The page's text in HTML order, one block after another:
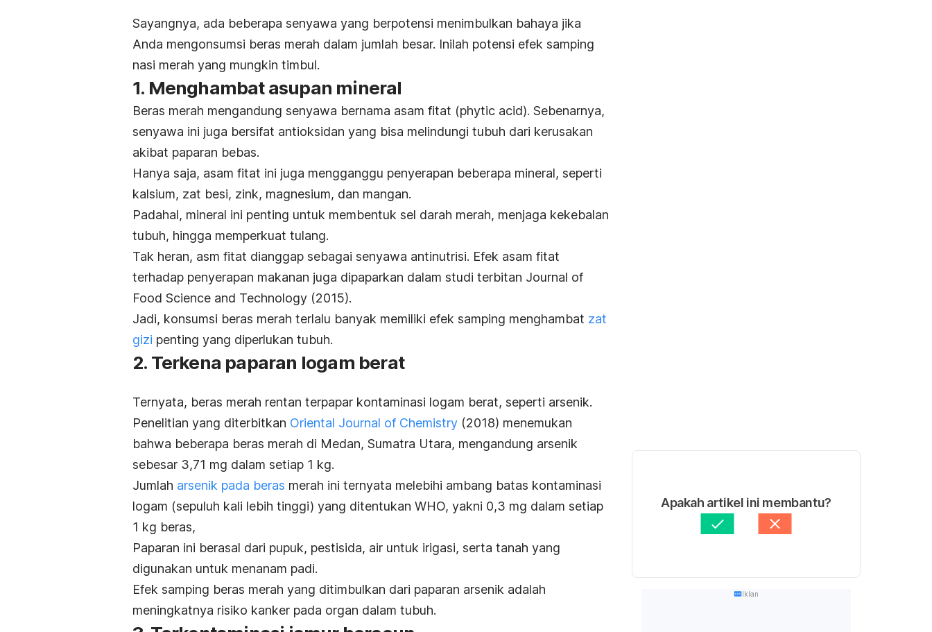
Sayangnya, ada beberapa senyawa yang berpotensi menimbulkan bahaya jika
Anda mengonsumsi beras merah dalam jumlah besar. Inilah potensi efek samping
nasi merah yang mungkin timbul.
1. Menghambat asupan mineral
Beras merah mengandung senyawa bernama asam fitat (phytic acid). Sebenarnya,
senyawa ini juga bersifat antioksidan yang bisa melindungi tubuh dari kerusakan
akibat paparan bebas.
Hanya saja, asam fitat ini juga mengganggu penyerapan beberapa mineral, seperti
kalsium, zat besi, zink, magnesium, dan mangan.
Padahal, mineral ini penting untuk membentuk sel darah merah, menjaga kekebalan
tubuh, hingga memperkuat tulang.
Tak heran, asm fitat dianggap sebagai senyawa antinutrisi. Efek asam fitat
terhadap penyerapan makanan juga dipaparkan dalam studi terbitan Journal of
Food Science and Technology (2015).
Jadi, konsumsi beras merah terlalu banyak memiliki efek samping menghambat zat
gizi penting yang diperlukan tubuh.
2. Terkena paparan logam berat
Ternyata, beras merah rentan terpapar kontaminasi logam berat, seperti arsenik.
Penelitian yang diterbitkan Oriental Journal of Chemistry (2018) menemukan
bahwa beberapa beras merah di Medan, Sumatra Utara, mengandung arsenik
sebesar 3,71 mg dalam setiap 1 kg.
Jumlah arsenik pada beras merah ini ternyata melebihi ambang batas kontaminasi
logam (sepuluh kali lebih tinggi) yang ditentukan WHO, yakni 0,3 mg dalam setiap
1 kg beras,
Paparan ini berasal dari pupuk, pestisida, air untuk irigasi, serta tanah yang
digunakan untuk menanam padi.
Efek samping beras merah yang ditimbulkan dari paparan arsenik adalah
meningkatnya risiko kanker pada organ dalam tubuh.
Apakah artikel ini membantu?
Iklan